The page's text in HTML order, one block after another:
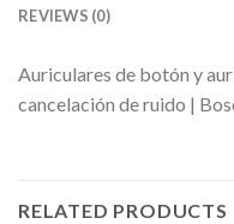
REVIEWS (0)
Auriculares de botón y
cancelación de ruido |
RELATED PRODUCTS